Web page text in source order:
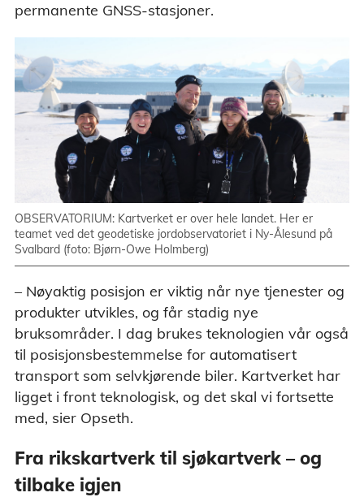
permanente GNSS-stasjoner.
OBSERVATORIUM: Kartverket er over hele landet. Her er
teamet ved det geodetiske jordobservatoriet i Ny-Ålesund på
Svalbard (foto: Bjørn-Owe Holmberg)
– Nøyaktig posisjon er viktig når nye tjenester og
produkter utvikles, og får stadig nye
bruksområder. I dag brukes teknologien vår også
til posisjonsbestemmelse for automatisert
transport som selvkjørende biler. Kartverket har
ligget i front teknologisk, og det skal vi fortsette
med, sier Opseth.
Fra rikskartverk til sjøkartverk – og
tilbake igjen